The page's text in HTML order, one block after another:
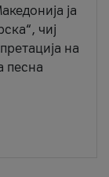
ја
чиј
на
песна